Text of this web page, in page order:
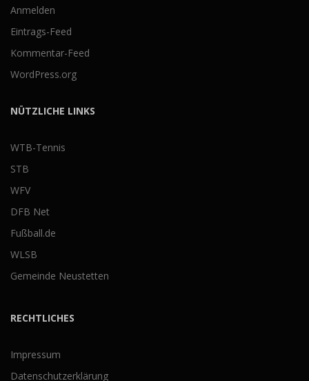
Anmelden
Eintrags-Feed
Kommentar-Feed
WordPress.org
NÜTZLICHE LINKS
WTB-Tennis
STB
WFV
DFB Net
Fußball.de
WLSB
Gemeinde Neustetten
RECHTLICHES
Impressum
Datenschutzerklärung